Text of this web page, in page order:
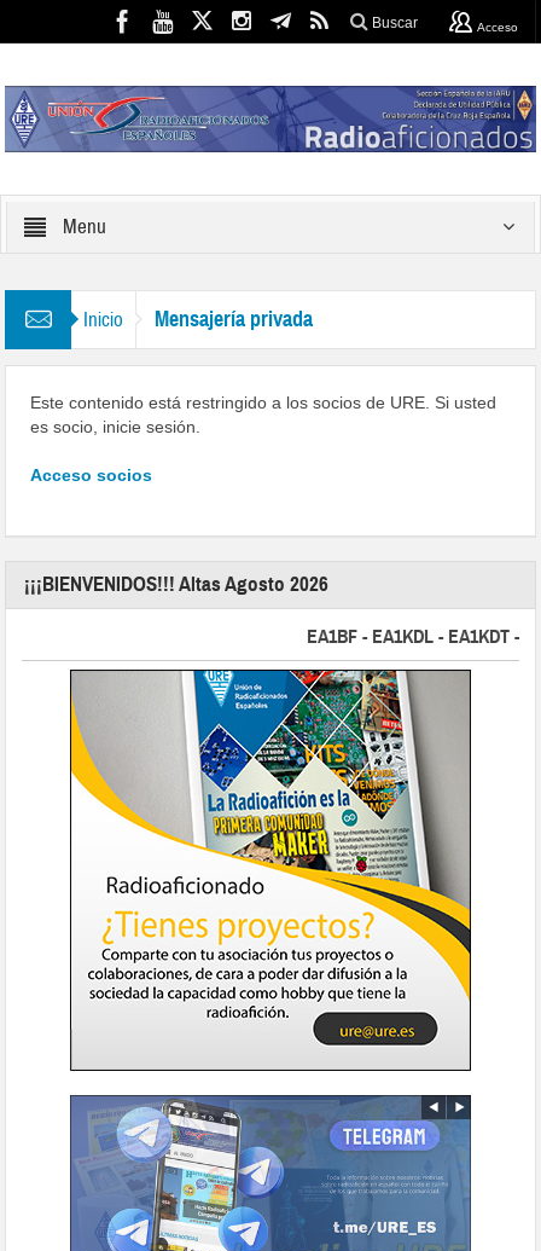
Buscar Acceso
Menu
Inicio Mensajería privada
Este contenido está restringido a los socios de URE. Si usted
es socio, inicie sesión.
Acceso socios
¡¡¡BIENVENIDOS!!! Altas Agosto 2026
EA1BF - EA1KDL - EA1KDT -